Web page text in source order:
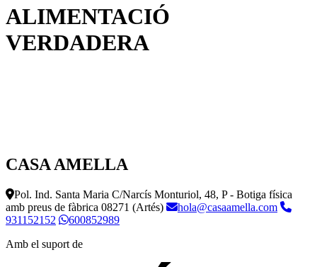
ALIMENTACIÓ
VERDADERA
CASA AMELLA
Pol. Ind. Santa Maria C/Narcís Monturiol, 48, P - Botiga física
amb preus de fàbrica 08271 (Artés)
hola@casaamella.com
931152152
600852989
Amb el suport de